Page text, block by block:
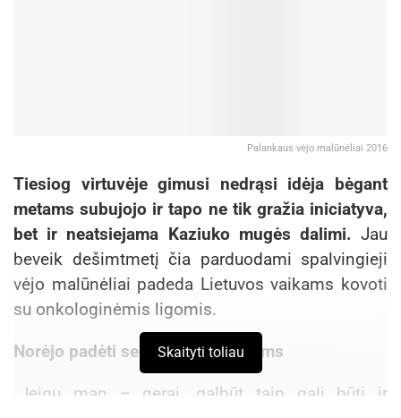
Palankaus vėjo malūnėliai 2016
Tiesiog virtuvėje gimusi nedrąsi idėja bėgant
metams subujojo ir tapo ne tik gražia iniciatyva,
bet ir neatsiejama Kaziuko mugės dalimi. Jau
beveik dešimtmetį čia parduodami spalvingieji
vėjo malūnėliai padeda Lietuvos vaikams kovoti
su onkologinėmis ligomis.
Norėjo padėti sergantiems vaikams
„Jeigu man – gerai, galbūt taip gali būti ir
Skaityti toliau